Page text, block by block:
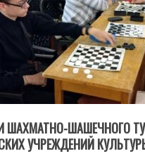
ШАХМАТНО-ШАШЕЧНОГО
УЧРЕЖДЕНИЙ